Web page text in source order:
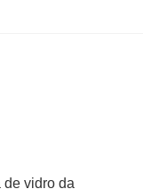
vidro da